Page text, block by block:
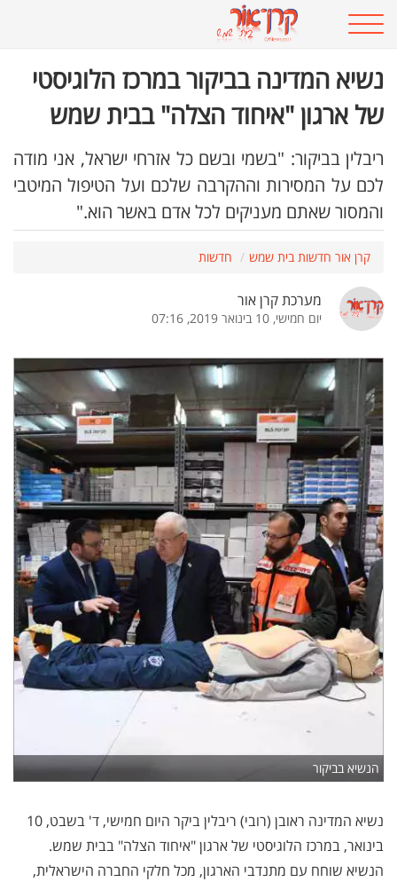
נשיא המדינה בביקור במרכז הלוגיסטי
של ארגון "איחוד הצלה" בבית שמש
ריבלין בביקור: "בשמי ובשם כל אזרחי ישראל, אני מודה
לכם על המסירות וההקרבה שלכם ועל הטיפול המיטבי
והמסור שאתם מעניקים לכל אדם באשר הוא."
קרן אור חדשות בית שמש חדשות
מערכת קרן אור
יום חמישי, 10 בינואר 2019, 07:16
הנשיא בביקור
נשיא המדינה ראובן (רובי) ריבלין ביקר היום חמישי, ד' בשבט, 10
בינואר, במרכז הלוגיסטי של ארגון "איחוד הצלה" בבית שמש.
הנשיא שוחח עם מתנדבי הארגון, מכל חלקי החברה הישראלית,